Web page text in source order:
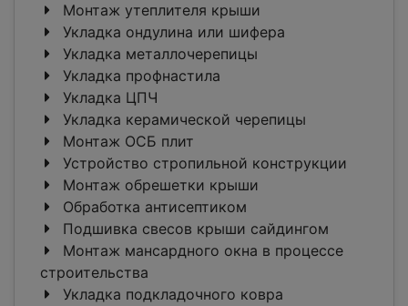
Монтаж утеплителя крыши
Укладка ондулина или шифера
Укладка металлочерепицы
Укладка профнастила
Укладка ЦПЧ
Укладка керамической черепицы
Монтаж ОСБ плит
Устройство стропильной конструкции
Монтаж обрешетки крыши
Обработка антисептиком
Подшивка свесов крыши сайдингом
Монтаж мансардного окна в процессе
строительства
Укладка подкладочного ковра